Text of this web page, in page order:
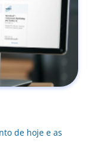
de hoje e as